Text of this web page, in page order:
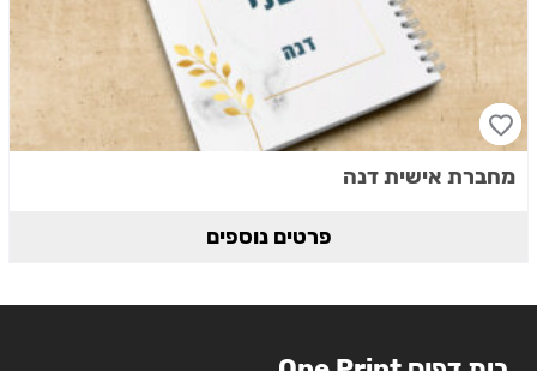
מחברת אישית דנה
פרטים נוספים